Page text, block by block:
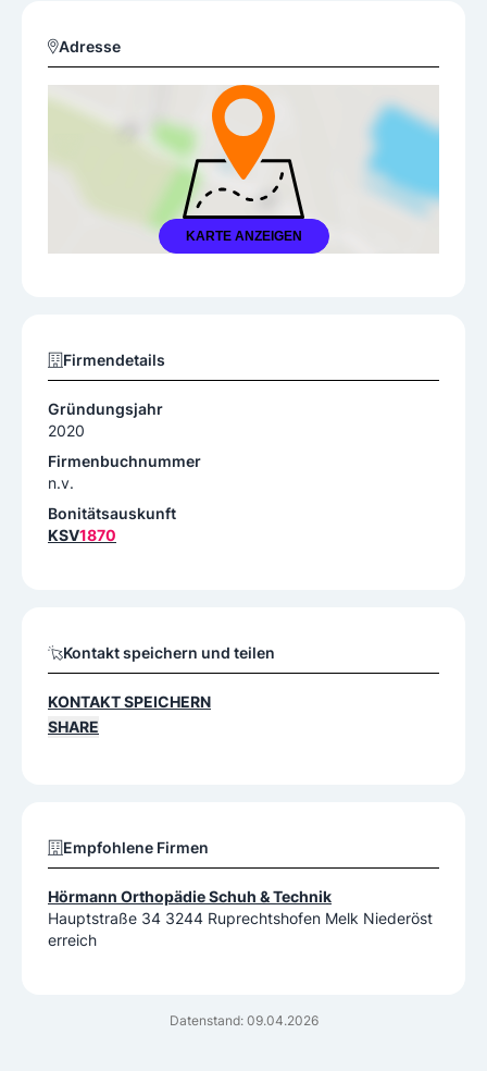
Adresse
KARTE ANZEIGEN
Datenstand: 09.04.2026
Firmendetails
Gründungsjahr
2020
Firmenbuchnummer
n.v.
Bonitätsauskunft
KSV1870
Kontakt speichern und teilen
KONTAKT SPEICHERN
SHARE
Empfohlene Firmen
Hörmann Orthopädie Schuh & Technik
Hauptstraße 34 3244 Ruprechtshofen Melk Niederöst
erreich